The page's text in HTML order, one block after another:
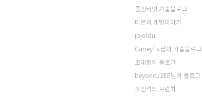
줌인터넷 기술블로그
티몬의 개발이야기
jojoldu
Carrey`s 님의 기술블로그
조대협의 블로그
beyondJ2EE님의 블로그
조인석의 브런치